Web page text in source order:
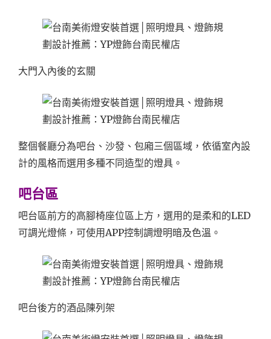
大門入內後的玄關
整個餐廳分為吧台、沙發、包廂三個區域，依循室內設
計的風格而選用多種不同造型的燈具。
吧台區
吧台區前方的高腳椅座位區上方，選用的是柔和的LED
可調光燈條，可使用APP控制調燈明暗及色溫。
吧台後方的酒品陳列架